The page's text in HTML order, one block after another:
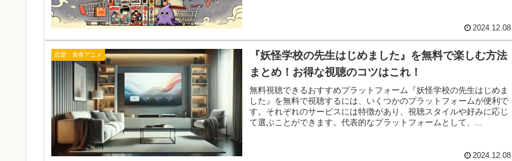
2024.12.08
恋愛・青春アニメ
『妖怪学校の先生はじめました』を無料で楽しむ方法
まとめ！お得な視聴のコツはこれ！
無料視聴できるおすすめプラットフォーム『妖怪学校の先生はじめま
した』を無料で視聴するには、いくつかのプラットフォームが便利で
す。それぞれのサービスには特徴があり、視聴スタイルや好みに応じ
て選ぶことができます。代表的なプラットフォームとして、...
2024.12.08